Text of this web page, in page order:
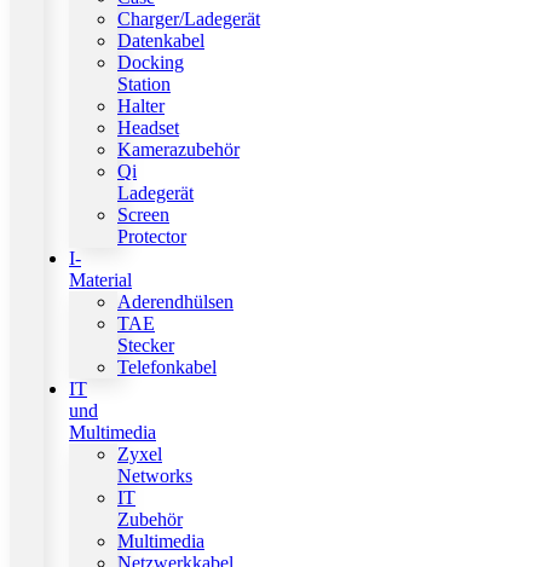
Charger/Ladegerät
Datenkabel
Docking
Station
Halter
Headset
Kamerazubehör
Qi
Ladegerät
Screen
Protector
I-
Material
Aderendhülsen
TAE
Stecker
Telefonkabel
IT
und
Multimedia
Zyxel
Networks
IT
Zubehör
Multimedia
Netzwerkkabel